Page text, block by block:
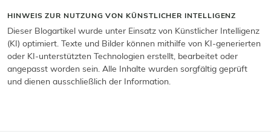
HINWEIS ZUR NUTZUNG VON KÜNSTLICHER INTELLIGENZ
Dieser Blogartikel wurde unter Einsatz von Künstlicher Intelligenz
(KI) optimiert. Texte und Bilder können mithilfe von KI-generierten
oder KI-unterstützten Technologien erstellt, bearbeitet oder
angepasst worden sein. Alle Inhalte wurden sorgfältig geprüft
und dienen ausschließlich der Information.